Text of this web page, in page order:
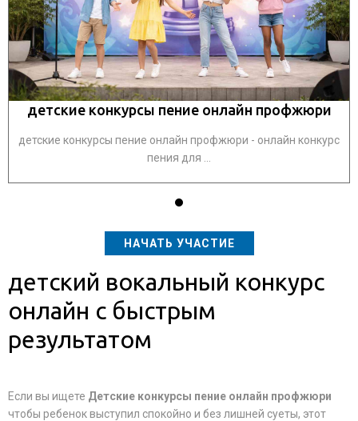
детские конкурсы пение онлайн профжюри
детские конкурсы пение онлайн профжюри - онлайн конкурс
пения для ...
НАЧАТЬ УЧАСТИЕ
детский вокальный конкурс
онлайн с быстрым
результатом
Если вы ищете Детские конкурсы пение онлайн профжюри
чтобы ребенок выступил спокойно и без лишней суеты, этот